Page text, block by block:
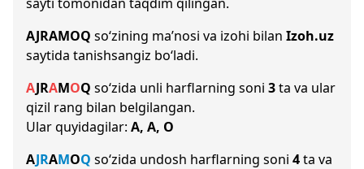
AJRAMOQ so‘zining ma’nosi va izohi bilan Izoh.uz
saytida tanishsangiz bo‘ladi.
AJRAMOQ so‘zida unli harflarning soni 3ta va ular
qizil rang bilan belgilangan.
Ular quyidagilar: A, A, O
AJRAMOQ so‘zida undosh harflarning soni 4ta va